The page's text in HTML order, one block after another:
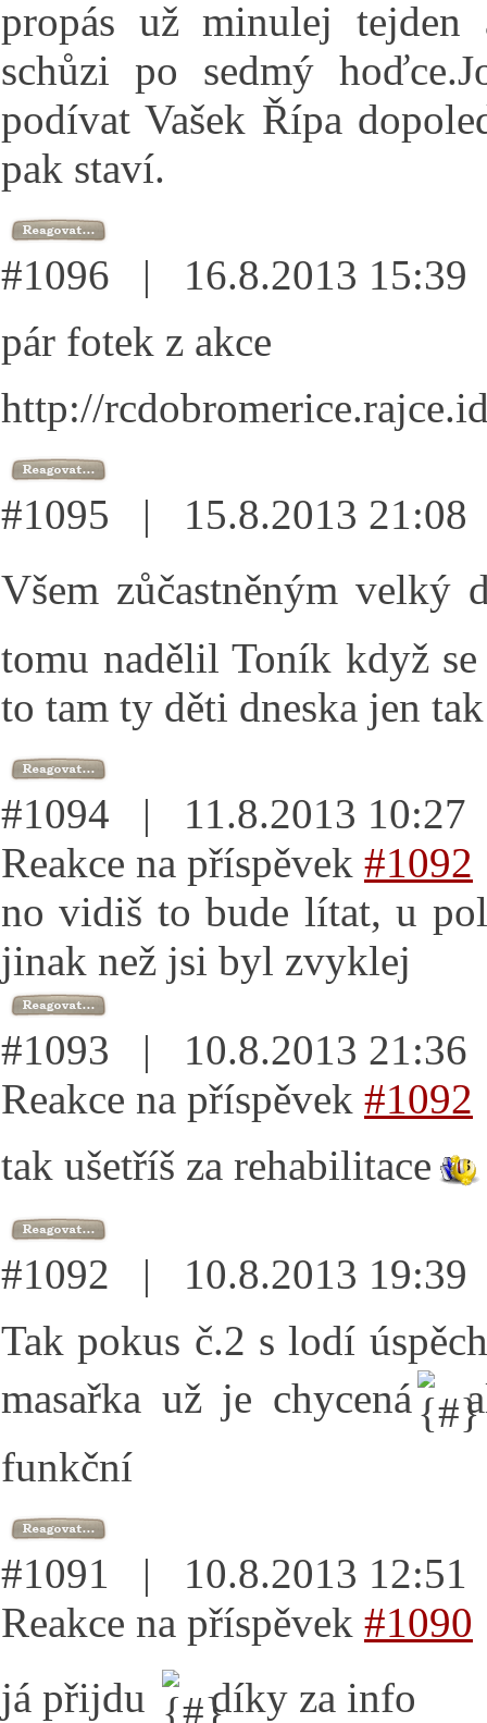
propás už minulej
schůzi po sedmý
podívat Vašek Řípa
pak staví.
#1096 | 16.8.2013
pár fotek z akce
http://
#1095 | 15.8.2013
Všem zůčastněným velký
tomu nadělil Toník když
to tam ty děti dneska jen
#1094 | 11.8.2013
Reakce na příspěvek #1092
no vidiš to bude lítat, u
jinak než jsi byl zvyklej
#1093 | 10.8.2013
Reakce na příspěvek #1092
tak ušetříš za rehabilitace
#1092 | 10.8.2013
Tak pokus č.2 s lodí
masařka už je chycená
funkční
#1091 | 10.8.2013
Reakce na příspěvek #1090
já přijdu
díky za info